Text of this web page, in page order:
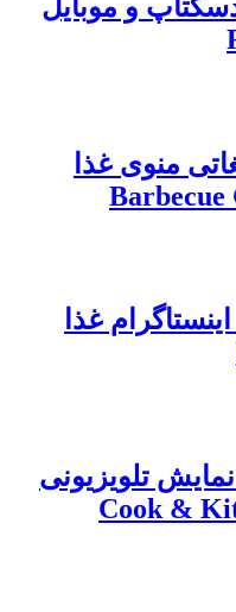
و موبایل
منوی غذا
غذا
تلویزیونی
Cook &